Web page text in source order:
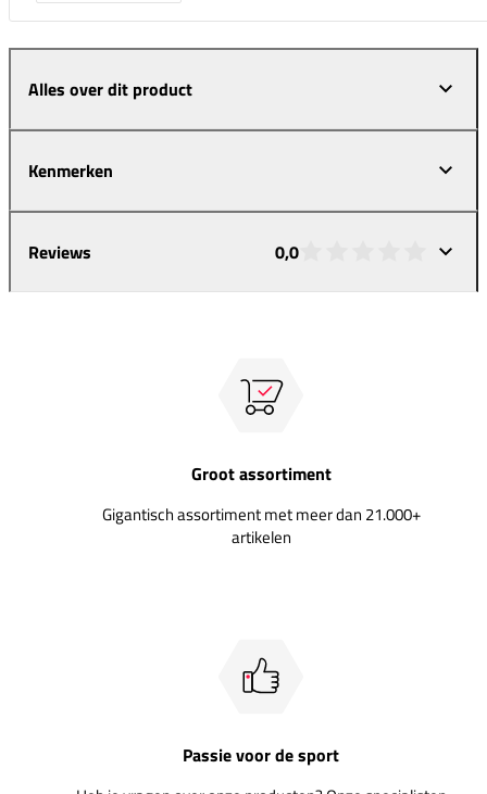
Alles over dit product
Kenmerken
Reviews 0,0
Groot assortiment
Gigantisch assortiment met meer dan 21.000+
artikelen
Passie voor de sport